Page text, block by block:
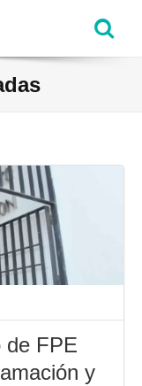
de FPE
y